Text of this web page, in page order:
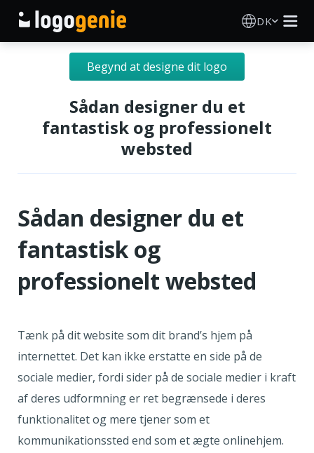
DK
Logo Designer
AI logogenerator
Logoidéer
Trykte produkter
Om
Blog
Begynd at designe dit logo
Sådan designer du et
fantastisk og professionelt
websted
Sådan designer du et
fantastisk og
professionelt websted
Tænk på dit website som dit brand’s hjem på
internettet. Det kan ikke erstatte en side på de
sociale medier, fordi sider på de sociale medier i kraft
af deres udformning er ret begrænsede i deres
funktionalitet og mere tjener som et
kommunikationssted end som et ægte onlinehjem.